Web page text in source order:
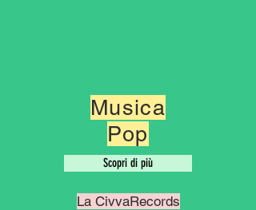
Musica
Pop
Scopri di più
La CivvaRecords